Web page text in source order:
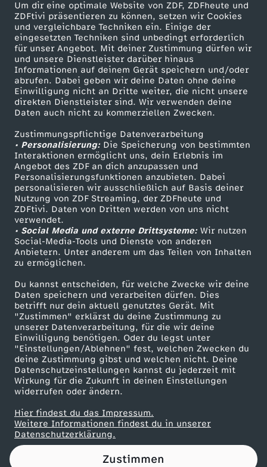
Um dir eine optimale Website von ZDF, ZDFheute und
ZDFtivi präsentieren zu können, setzen wir Cookies
und vergleichbare Techniken ein. Einige der
eingesetzten Techniken sind unbedingt erforderlich
für unser Angebot. Mit deiner Zustimmung dürfen wir
und unsere Dienstleister darüber hinaus
Informationen auf deinem Gerät speichern und/oder
abrufen. Dabei geben wir deine Daten ohne deine
Einwilligung nicht an Dritte weiter, die nicht unsere
direkten Dienstleister sind. Wir verwenden deine
Daten auch nicht zu kommerziellen Zwecken.
Zustimmungspflichtige Datenverarbeitung
• Personalisierung:Die Speicherung von bestimmten
Interaktionen ermöglicht uns, dein Erlebnis im
Angebot des ZDF an dich anzupassen und
Personalisierungsfunktionen anzubieten. Dabei
personalisieren wir ausschließlich auf Basis deiner
Nutzung von ZDF Streaming, der ZDFheute und
ZDFtivi. Daten von Dritten werden von uns nicht
verwendet.
• Social Media und externe Drittsysteme:Wir nutzen
Social-Media-Tools und Dienste von anderen
Anbietern. Unter anderem um das Teilen von Inhalten
zu ermöglichen.
Du kannst entscheiden, für welche Zwecke wir deine
Daten speichern und verarbeiten dürfen. Dies
betrifft nur dein aktuell genutztes Gerät. Mit
"Zustimmen" erklärst du deine Zustimmung zu
unserer Datenverarbeitung, für die wir deine
Einwilligung benötigen. Oder du legst unter
"Einstellungen/Ablehnen" fest, welchen Zwecken du
deine Zustimmung gibst und welchen nicht. Deine
Datenschutzeinstellungen kannst du jederzeit mit
Wirkung für die Zukunft in deinen Einstellungen
widerrufen oder ändern.
Hier findest du das Impressum.
Weitere Informationen findest du in unserer
Datenschutzerklärung.
Zustimmen
t
a
l
l
e
s
-
S
t
e
u
e
r
n
G
e
Mehr ZDF
ZDF-Apps
Smart TV
ZDFtext
Livestreams
Sendungen A-Z
TV-Programm
Service
ZDFmitreden
Kontakt zum ZDF
Tickets
Zuschauerservice
Hilfe
ZDF Unternehmen
Karriere
ZDF goes Schule
Werbefernsehen
Mainzelmännchen
Partner